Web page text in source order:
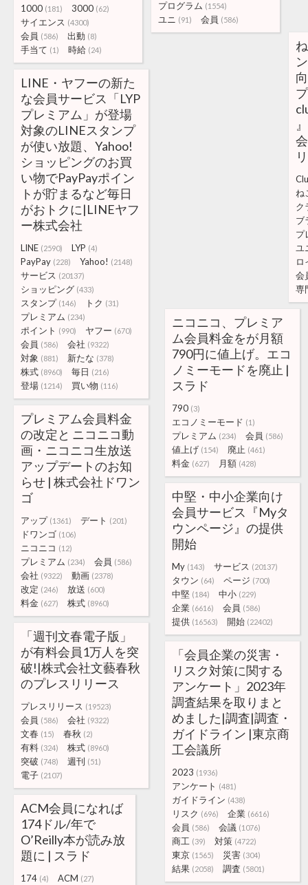
1000 (181) 3000 (62)
サイエンス (4300)
会員 (586) 出動 (8)
手当て (1) 時給 (24)
プログラム (1554)
ユニ (91) 会員 (586)
ね
ク
ブ
プ
ユ
ロ
会
専
LINE・ヤフーの新た
な会員サービス「LYP
プレミアム」が登場
対象のLINEスタンプ
が使い放題、Yahoo!
ショッピングのお買
い物でPayPayポイン
トが貯まるなど毎日
がおトクに|LINEヤフ
ー株式会社
LINE (2590) LYP (4)
PayPay (228) Yahoo! (2148)
サービス (20137)
ショッピング (433)
スタンプ (146) トク (31)
プレミアム (234)
ポイント (990) ヤフー (670)
会員 (586) 会社 (9322)
対象 (881) 新たな (378)
株式 (8960) 毎日 (216)
登場 (1214) 買い物 (116)
ニコニコ、プレミア
ム会員料金をが月額
790円に値上げ。エコ
ノミーモードを廃止 |
スラド
790 (3)
エコノミーモード (1)
プレミアム (234) 会員 (586)
値上げ (154) 廃止 (461)
料金 (627) 月額 (428)
プレミアム会員料金
の改定と ニコニコ動
画・ニコニコ生放送
アップデートのお知
らせ | 株式会社ドワン
ゴ
アップ (1361) デート (201)
ドワンゴ (106)
ニコニコ (12)
プレミアム (234) 会員 (586)
会社 (9322) 動画 (2378)
改定 (246) 放送 (600)
料金 (627) 株式 (8960)
中堅・中小企業向け
会員サービス『Myタ
ウンページ』の提供
開始
My (143) サービス (20137)
タウン (64) ページ (700)
中堅 (184) 中小 (229)
企業 (6616) 会員 (586)
提供 (16563) 開始 (22402)
「週刊文春電子版」
が有料会員1万人を突
破!|株式会社文藝春秋
のプレスリリース
プレスリリース (19523)
会員 (586) 会社 (9322)
文春 (15) 春秋 (2)
有料 (324) 株式 (8960)
突破 (748) 週刊 (51)
電子 (2107)
「会員企業の災害・
リスク対策に関する
アンケート」2023年
調査結果を取りまと
めました|調査|調査・
ガイドライン |東京商
工会議所
2023 (1936)
アンケート (481)
ガイドライン (438)
リスク (696) 企業 (6616)
会員 (586) 会議 (1076)
商工 (39) 対策 (4722)
東京 (1565) 災害 (304)
結果 (2058) 調査 (5801)
ACM会員になれば
174ドル/年で
O’Reilly本が読み放
題に | スラド
174 (4) ACM (27)